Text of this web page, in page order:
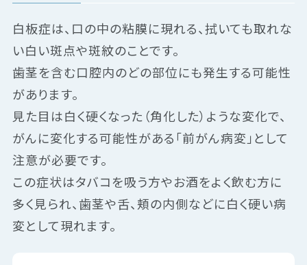
白板症は、口の中の粘膜に現れる、拭いても取れな
い白い斑点や斑紋のことです。
歯茎を含む口腔内のどの部位にも発生する可能性
があります。
見た目は白く硬くなった（角化した）ような変化で、
がんに変化する可能性がある「前がん病変」として
注意が必要です。
この症状はタバコを吸う方やお酒をよく飲む方に
多く見られ、歯茎や舌、頬の内側などに白く硬い病
変として現れます。